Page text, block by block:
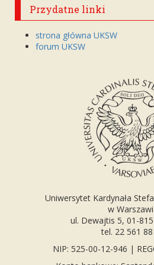
Przydatne linki
strona główna UKSW
forum UKSW
Uniwersytet Kardynała
w
ul. Dewajtis 5, 01-
tel. 22 561
NIP: 525-00-12-946 |